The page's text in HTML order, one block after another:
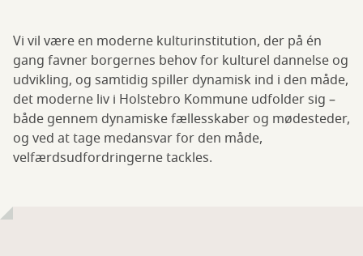
Vi vil være en moderne kulturinstitution, der på én
gang favner borgernes behov for kulturel dannelse og
udvikling, og samtidig spiller dynamisk ind i den måde,
det moderne liv i Holstebro Kommune udfolder sig –
både gennem dynamiske fællesskaber og mødesteder,
og ved at tage medansvar for den måde,
velfærdsudfordringerne tackles.